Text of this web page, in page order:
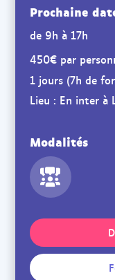
Prochaine
de 9h à 17h
450€ par
1 jours (7h de
Lieu : En inter à
Modalités